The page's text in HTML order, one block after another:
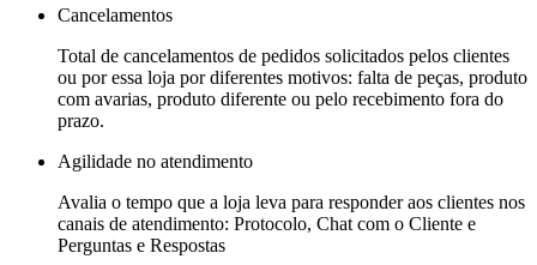
Cancelamentos
Total de cancelamentos de pedidos solicitados pelos clientes
ou por essa loja por diferentes motivos: falta de peças, produto
com avarias, produto diferente ou pelo recebimento fora do
prazo.
Agilidade no atendimento
Avalia o tempo que a loja leva para responder aos clientes nos
canais de atendimento: Protocolo, Chat com o Cliente e
Perguntas e Respostas